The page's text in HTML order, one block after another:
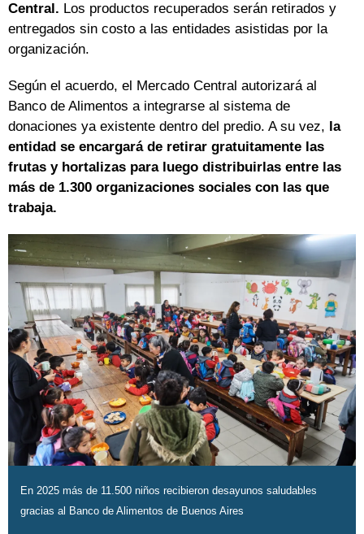
Central. Los productos recuperados serán retirados y
entregados sin costo a las entidades asistidas por la
organización.
Según el acuerdo, el Mercado Central autorizará al
Banco de Alimentos a integrarse al sistema de
donaciones ya existente dentro del predio. A su vez, la
entidad se encargará de retirar gratuitamente las
frutas y hortalizas para luego distribuirlas entre las
más de 1.300 organizaciones sociales con las que
trabaja.
En 2025 más de 11.500 niños recibieron desayunos saludables
gracias al Banco de Alimentos de Buenos Aires